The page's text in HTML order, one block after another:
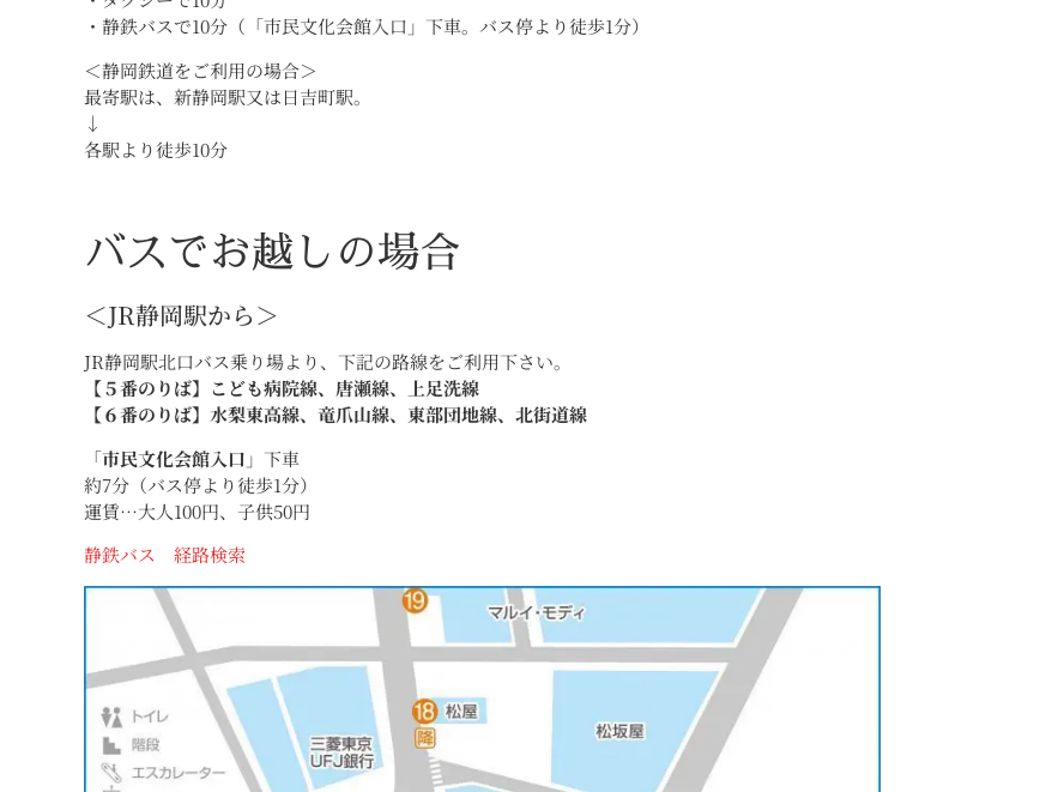
・静鉄バスで10分（「市民文化会館入口」下車。バス停より徒歩1分）
＜静岡鉄道をご利用の場合＞
最寄駅は、新静岡駅又は日吉町駅。
↓
各駅より徒歩10分
バスでお越しの場合
＜JR静岡駅から＞
JR静岡駅北口バス乗り場より、下記の路線をご利用下さい。
【５番のりば】こども病院線、唐瀬線、上足洗線
【６番のりば】水梨東高線、竜爪山線、東部団地線、北街道線
「市民文化会館入口 」下車
約7分（バス停より徒歩1分）
運賃…大人100円、子供50円
静鉄バス 経路検索